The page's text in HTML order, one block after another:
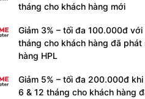
tháng cho khách hàng mới
Giảm 3% – tối đa 100.000đ với
tháng cho khách hàng đã phát
hàng HPL
Giảm 5% – tối đa 200.000đ
6 & 12 tháng cho khách hàng